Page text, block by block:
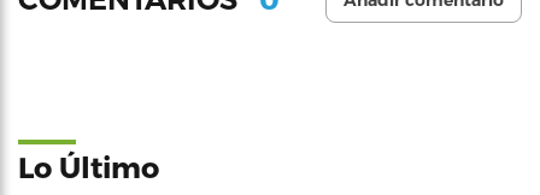
Lo Último